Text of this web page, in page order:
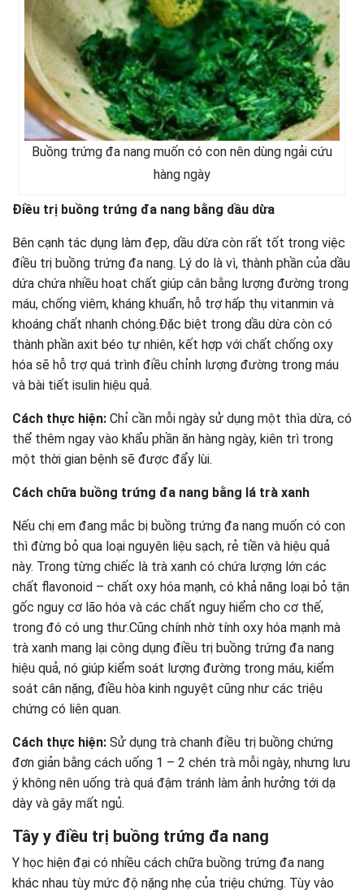
Buồng trứng đa nang muốn có con nên dùng ngải cứu
hàng ngày
Điều trị buồng trứng đa nang bằng dầu dừa
Bên cạnh tác dụng làm đẹp, dầu dừa còn rất tốt trong việc
điều trị buồng trứng đa nang. Lý do là vì, thành phần của dầu
dứa chứa nhiều hoạt chất giúp cân bằng lượng đường trong
máu, chống viêm, kháng khuẩn, hỗ trợ hấp thụ vitanmin và
khoáng chất nhanh chóng.Đặc biệt trong dầu dừa còn có
thành phần axit béo tự nhiên, kết hợp với chất chống oxy
hóa sẽ hỗ trợ quá trình điều chỉnh lượng đường trong máu
và bài tiết isulin hiệu quả.
Cách thực hiện: Chỉ cần mỗi ngày sử dụng một thìa dừa, có
thể thêm ngay vào khẩu phần ăn hàng ngày, kiên trì trong
một thời gian bệnh sẽ được đẩy lùi.
Cách chữa buồng trứng đa nang bằng lá trà xanh
Nếu chị em đang mắc bị buồng trứng đa nang muốn có con
thì đừng bỏ qua loại nguyên liệu sạch, rẻ tiền và hiệu quả
này. Trong từng chiếc là trà xanh có chứa lượng lớn các
chất flavonoid – chất oxy hóa mạnh, có khả năng loại bỏ tận
gốc nguy cơ lão hóa và các chất nguy hiểm cho cơ thế,
trong đó có ung thư.Cũng chính nhờ tính oxy hóa mạnh mà
trà xanh mang lại công dụng điều trị buồng trứng đa nang
hiệu quả, nó giúp kiểm soát lượng đường trong máu, kiểm
soát cân nặng, điều hòa kinh nguyệt cũng như các triệu
chứng có liên quan.
Cách thực hiện: Sử dụng trà chanh điều trị buồng chứng
đơn giản bằng cách uống 1 – 2 chén trà mỗi ngày, nhưng lưu
ý không nên uống trà quá đậm tránh làm ảnh hưởng tới dạ
dày và gây mất ngủ.
Tây y điều trị buồng trứng đa nang
Y học hiện đại có nhiều cách chữa buồng trứng đa nang
khác nhau tùy mức độ nặng nhẹ của triệu chứng. Tùy vào